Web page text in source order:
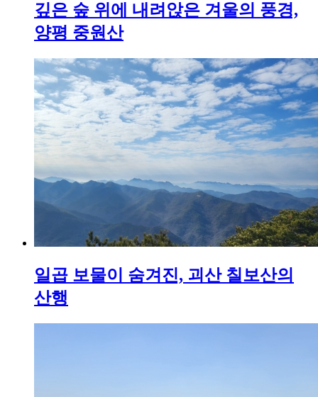
깊은 숲 위에 내려앉은 겨울의 풍경,
양평 중원산
일곱 보물이 숨겨진, 괴산 칠보산의
산행